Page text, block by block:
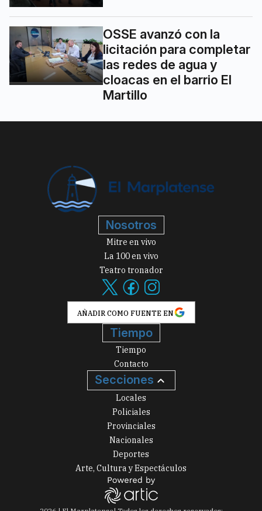
OSSE avanzó con la
licitación para completar
las redes de agua y
cloacas en el barrio El
Martillo
Nosotros
Mitre en vivo
La 100 en vivo
Teatro tronador
AÑADIR COMO FUENTE EN
Tiempo
Tiempo
Contacto
Secciones
Locales
Policiales
Provinciales
Nacionales
Deportes
Arte, Cultura y Espectáculos